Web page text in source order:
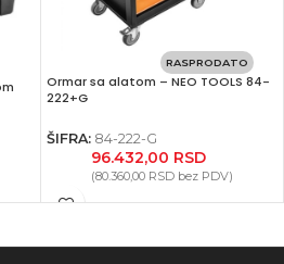
RASPRODATO
Ormar sa alatom – NEO TOOLS 84-
222+G
ŠIFRA: 84-222-G
96.432,00 RSD
(80.360,00 RSDbez PDV)